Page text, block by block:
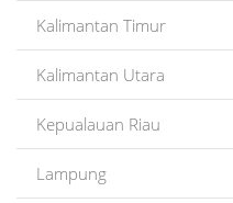
Kalimantan Timur
Kalimantan Utara
Kepualauan Riau
Lampung